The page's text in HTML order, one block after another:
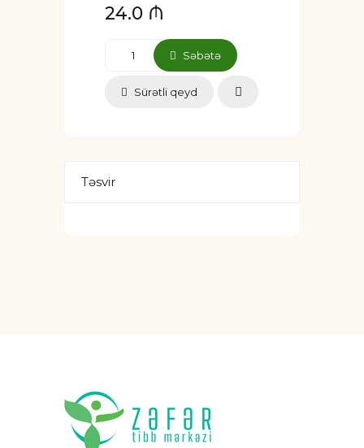
24.0 ₼
Səbətə
Sürətli qeyd
Təsvir